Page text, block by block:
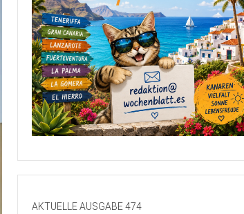
AKTUELLE AUSGABE 474